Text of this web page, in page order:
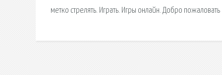
метко стрелять. Играть. Игры онлайн. Добро